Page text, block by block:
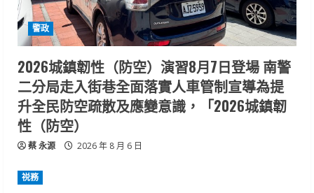
警政
2026城鎮韌性（防空）演習8月7日登場 南警
二分局走入街巷全面落實人車管制宣導為提
升全民防空疏散及應變意識，「2026城鎮韌
性（防空）
蔡 永源 2026 年 8 月 6 日
祱務